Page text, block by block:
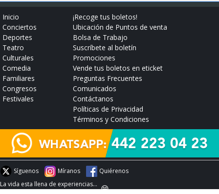
Inicio
Conciertos
Deportes
Teatro
Culturales
Comedia
Familiares
Congresos
Festivales
¡Recoge tus boletos!
Ubicación de Puntos de venta
Bolsa de Trabajo
Suscríbete al boletín
Promociones
Vende tus boletos en eticket
Preguntas Frecuentes
Comunicados
Contáctanos
Políticas de Privacidad
Términos y Condiciones
Síguenos Míranos
Quiérenos
La vida esta llena de experiencias... 😄